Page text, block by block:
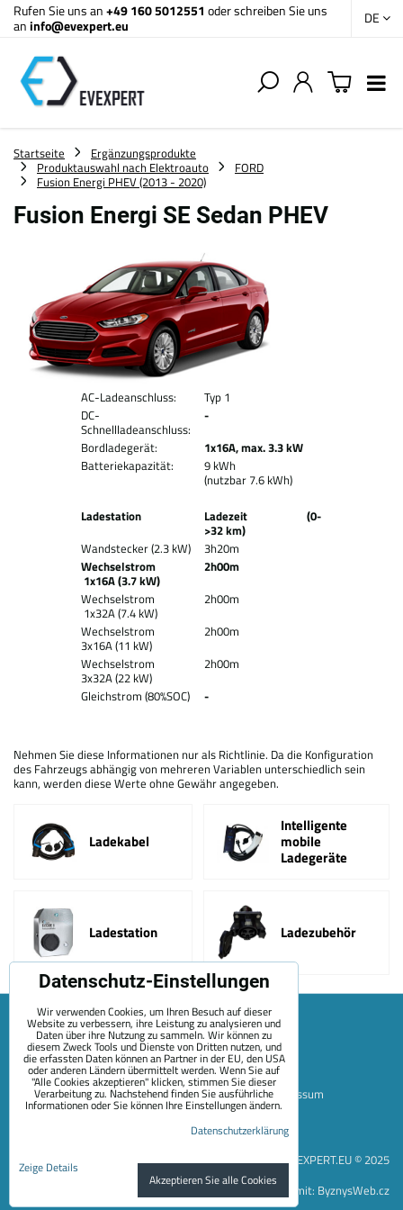
Rufen Sie uns an+49 160 5012551 oder schreiben Sie uns
aninfo@evexpert.eu DE
Startseite
Ergänzungsprodukte
Produktauswahl nach Elektroauto
FORD
Fusion Energi PHEV (2013 - 2020)
Fusion Energi SE Sedan PHEV
AC-Ladeanschluss:
Typ 1
DC-
Schnellladeanschluss:
-
Bordladegerät:
1x16A, max. 3.3 kW
Batteriekapazität:
9 kWh
(nutzbar 7.6 kWh)
Ladestation
Ladezeit (0-
>32 km)
Wandstecker (2.3 kW)
3h20m
Wechselstrom
1x16A (3.7 kW)
2h00m
Wechselstrom
1x32A (7.4 kW)
2h00m
Wechselstrom
3x16A (11 kW)
2h00m
Wechselstrom
3x32A (22 kW)
2h00m
Gleichstrom (80%SOC)
-
Nehmen Sie diese Informationen nur als Richtlinie. Da die Konfiguration
des Fahrzeugs abhängig von mehreren Variablen unterschiedlich sein
kann, werden diese Werte ohne Gewähr angegeben.
Ladekabel
Intelligente
mobile
Ladegeräte
Ladestation Ladezubehör
Sitemap Allgemeine Geschäftsbedingungen
Impressum
EVEXPERT.EU © 2025
Website erstellt mit: ByznysWeb.cz
Datenschutz-Einstellungen
Wir verwenden Cookies, um Ihren Besuch auf dieser
Website zu verbessern, ihre Leistung zu analysieren und
Daten über ihre Nutzung zu sammeln. Wir können zu
diesem Zweck Tools und Dienste von Dritten nutzen, und
die erfassten Daten können an Partner in der EU, den USA
oder anderen Ländern übermittelt werden. Wenn Sie auf
"Alle Cookies akzeptieren" klicken, stimmen Sie dieser
Verarbeitung zu. Nachstehend finden Sie ausführliche
Informationen oder Sie können Ihre Einstellungen ändern.
Datenschutzerklärung
Zeige Details
Akzeptieren Sie alle Cookies